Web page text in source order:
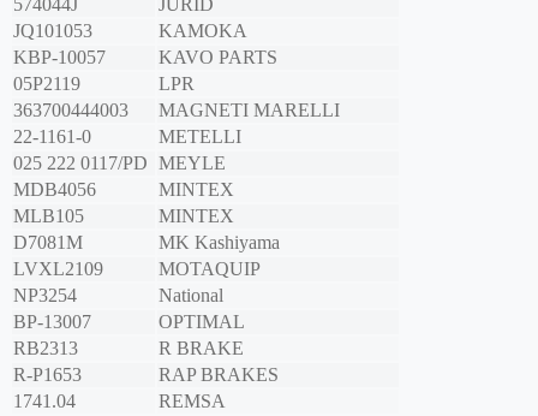
574044J
JURID
JQ101053
KAMOKA
KBP-10057
KAVO PARTS
05P2119
LPR
363700444003
MAGNETI MARELLI
22-1161-0
METELLI
025 222 0117/PD MEYLE
MDB4056
MINTEX
MLB105
MINTEX
D7081M
MK Kashiyama
LVXL2109
MOTAQUIP
NP3254
National
BP-13007
OPTIMAL
RB2313
R BRAKE
R-P1653
RAP BRAKES
1741.04
REMSA